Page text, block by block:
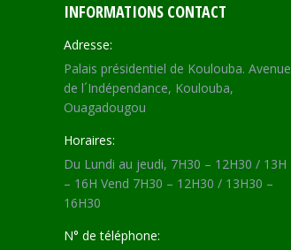
INFORMATIONS CONTACT
Adresse:
Palais présidentiel de Koulouba. Avenue
de l´Indépendance, Koulouba,
Ouagadougou
Horaires:
Du Lundi au jeudi, 7H30 – 12H30 / 13H
– 16H Vend 7H30 – 12H30 / 13H30 –
16H30
N° de téléphone: